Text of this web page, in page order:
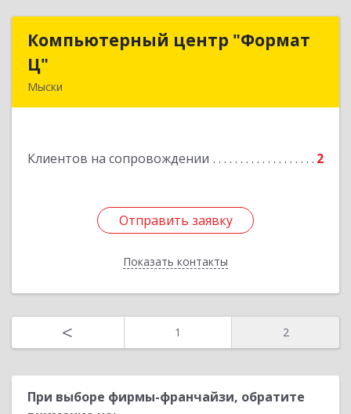
Компьютерный центр "Формат
Ц"
Мыски
Клиентов на сопровождении 2
Отправить заявку
Показать контакты
Компьютерный центр "Формат
Подробнее
Отправить заявку
Назад
< 1 2
При выборе фирмы-франчайзи, обратите